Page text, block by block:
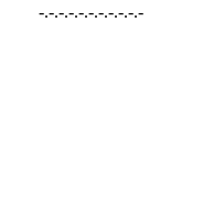
-.-.-.-.-.-.-.-.-.-.-